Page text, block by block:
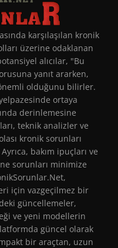
karşılaşılan kronik
üzerine odaklanan
alıcılar, "Bu
yanıt ararken,
olduğunu bilirler.
ortaya
derinlemesine
teknik analizler ve
kronik sorunları
bakım ipuçları ve
sorunları minimize
için vazgeçilmez bir
güncellemeler,
ve yeni modellerin
güncel olarak
bir araçtan, uzun